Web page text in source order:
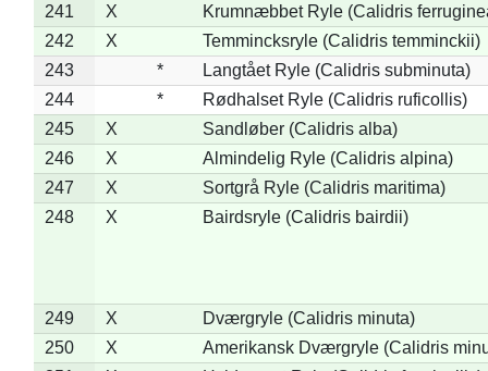
241 X
Krumnæbbet Ryle (Calidris
242
X
Temmincksryle (Calidris temminckii)
243
*
Langtået Ryle (Calidris subminuta)
244
*
Rødhalset Ryle (Calidris ruficollis)
245
X
Sandløber (Calidris alba)
246
X
Almindelig Ryle (Calidris alpina)
247
X
Sortgrå Ryle (Calidris maritima)
248
X Bairdsryle (Calidris bairdii)
249 X
Dværgryle (Calidris minuta)
250
X
Amerikansk Dværgryle (Calidris